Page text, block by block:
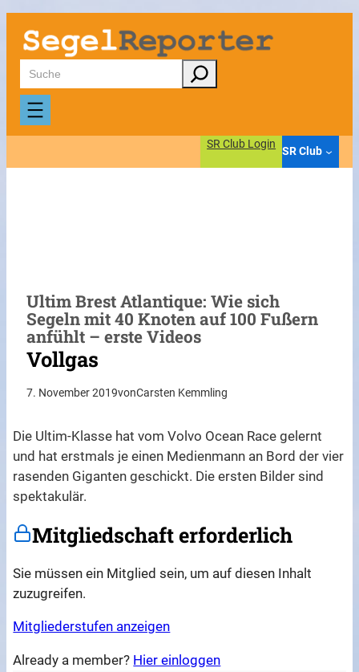
Zum
Inhalt
springen
Suchen
SR Club Login
SR Club
Ultim Brest Atlantique: Wie sich
Segeln mit 40 Knoten auf 100 Fußern
anfühlt – erste Videos
Vollgas
7. November 2019vonCarsten Kemmling
Die Ultim-Klasse hat vom Volvo Ocean Race gelernt
und hat erstmals je einen Medienmann an Bord der vier
rasenden Giganten geschickt. Die ersten Bilder sind
spektakulär.
Mitgliedschaft erforderlich
Sie müssen ein Mitglied sein, um auf diesen Inhalt
zuzugreifen.
Mitgliederstufen anzeigen
Already a member? Hier einloggen